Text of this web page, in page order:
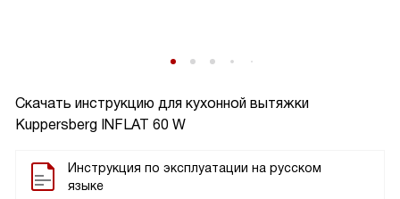
Скачать инструкцию для кухонной вытяжки
Kuppersberg INFLAT 60 W
Инструкция по эксплуатации на русском
языке